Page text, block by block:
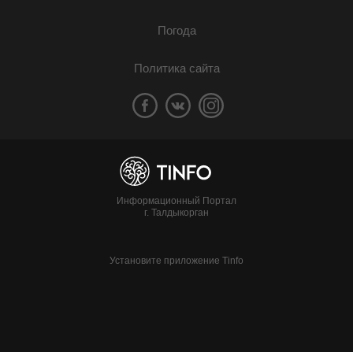
Погода
Политика сайта
Информационный Портал
г. Талдыкорган
Установите приложение Tinfo